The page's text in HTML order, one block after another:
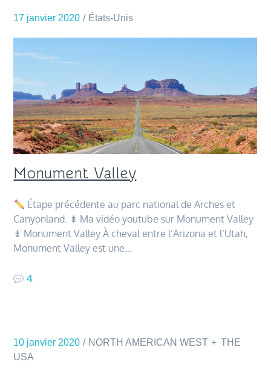
17 janvier 2020 États-Unis
Monument Valley
Étape précédente au parc national de Arches et
Canyonland. ⇟ Ma vidéo youtube sur Monument Valley
⇟ Monument Valley À cheval entre l’Arizona et l’Utah,
Monument Valley est une…
4
10 janvier 2020 NORTH AMERICAN WEST
THE
USA